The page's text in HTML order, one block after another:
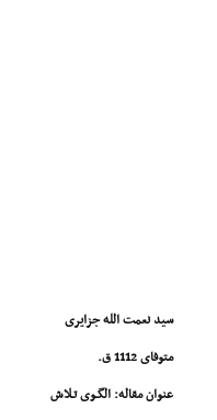
سید نعمت الله جزایرى
متوفاى 1112 ق.
عنوان مقاله: الگـوى تـلاش